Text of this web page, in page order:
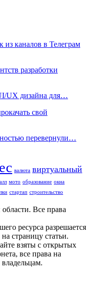
из каналов в Телеграм
разработки
UX дизайна для…
свой
перевернули…
валюта виртуальный
мото образование окна
стартап строительство
Все права
ресурса разрешается
страницу статьи.
взяты с открытых
все права на